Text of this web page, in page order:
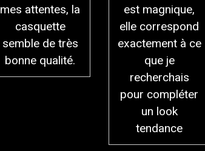
mes attentes, la
casquette
semble de très
bonne qualité.
est magnique,
elle correspond
exactement à ce
que je
recherchais
pour compléter
un look
tendance